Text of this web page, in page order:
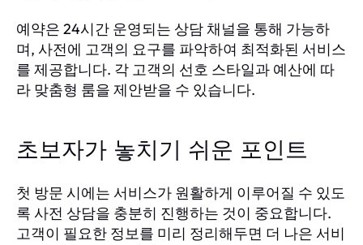
예약은 24시간 운영되는 상담 채널을 통해 가능하
며, 사전에 고객의 요구를 파악하여 최적화된 서비스
를 제공합니다. 각 고객의 선호 스타일과 예산에 따
라 맞춤형 룸을 제안받을 수 있습니다.
초보자가 놓치기 쉬운 포인트
첫 방문 시에는 서비스가 원활하게 이루어질 수 있도
록 사전 상담을 충분히 진행하는 것이 중요합니다.
고객이 필요한 정보를 미리 정리해두면 더 나은 서비